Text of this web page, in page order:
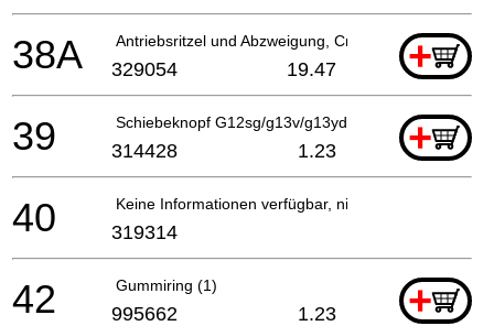
Antriebsritzel und Abzweigung, Cm5sb +
38A 329054 19.47
Schiebeknopf G12sg/g13v/g13yd G13sb2/g12sa2,
+
39 314428 1.23
Keine Informationen verfügbar, nicht bestellbar
40 319314
Gummiring (1) +
42 995662 1.23